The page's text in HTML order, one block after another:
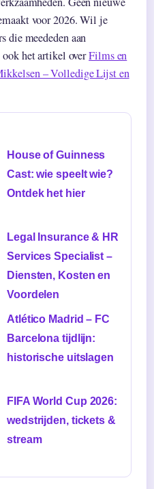
voor 2026. Wil je
die meededen aan
ook het artikel overFilms en
– Volledige Lijst en
House of Guinness
Cast: wie speelt wie?
Ontdek het hier
Legal Insurance & HR
Services Specialist –
Diensten, Kosten en
Voordelen
Atlético Madrid – FC
Barcelona tijdlijn:
historische uitslagen
FIFA World Cup 2026:
wedstrijden, tickets &
stream